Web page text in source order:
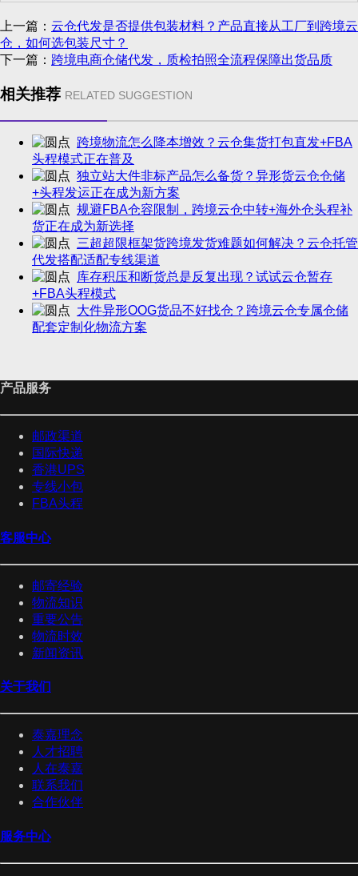
上一篇： 云仓代发是否提供包装材料？产品直接从工厂到跨境云
仓，如何选包装尺寸？
下一篇： 跨境电商仓储代发，质检拍照全流程保障出货品质
相关推荐 RELATED SUGGESTION
跨境物流怎么降本增效？云仓集货打包直发+FBA
头程模式正在普及
独立站大件非标产品怎么备货？异形货云仓仓储
+头程发运正在成为新方案
规避FBA仓容限制，跨境云仓中转+海外仓头程补
货正在成为新选择
三超超限框架货跨境发货难题如何解决？云仓托管
代发搭配适配专线渠道
库存积压和断货总是反复出现？试试云仓暂存
+FBA头程模式
大件异形OOG货品不好找仓？跨境云仓专属仓储
配套定制化物流方案
产品服务
邮政渠道
国际快递
香港UPS
专线小包
FBA头程
客服中心
邮寄经验
物流知识
重要公告
物流时效
新闻资讯
关于我们
泰嘉理念
人才招聘
人在泰嘉
联系我们
合作伙伴
服务中心